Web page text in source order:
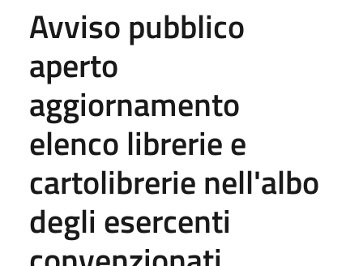
Avviso pubblico
aperto
aggiornamento
elenco librerie e
cartolibrerie nell'albo
degli esercenti